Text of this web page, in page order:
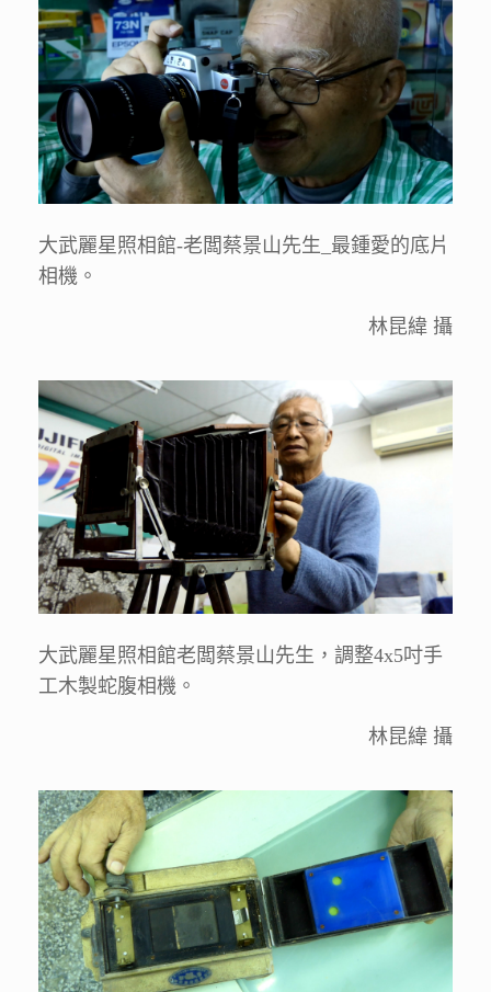
大武麗星照相館-老闆蔡景山先生_最鍾愛的底片
相機。
林昆緯 攝
大武麗星照相館老闆蔡景山先生，調整4x5吋手
工木製蛇腹相機。
林昆緯 攝